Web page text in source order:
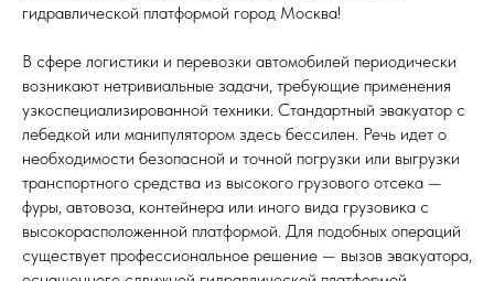
гидравлической платформой город Москва!
В сфере логистики и перевозки автомобилей периодически
возникают нетривиальные задачи, требующие применения
узкоспециализированной техники. Стандартный эвакуатор с
лебедкой или манипулятором здесь бессилен. Речь идет о
необходимости безопасной и точной погрузки или выгрузки
транспортного средства из высокого грузового отсека —
фуры, автовоза, контейнера или иного вида грузовика с
высокорасположенной платформой. Для подобных операций
существует профессиональное решение — вызов эвакуатора,